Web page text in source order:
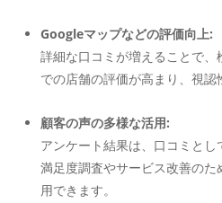
Googleマップなどの評価向上:
詳細な口コミが増えることで
での店舗の評価が高まり、視認
顧客の声の多様な活用:
アンケート結果は、口コミと
満足度調査やサービス改善の
用できます。